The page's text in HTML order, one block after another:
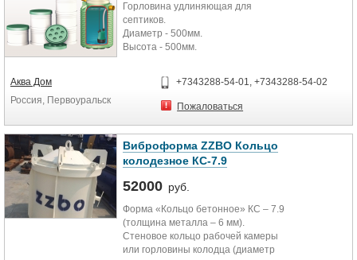
Горловина удлиняющая для
септиков.
Диаметр - 500мм.
Высота - 500мм.
Основные
Производитель Тритон Пластик
Страна производитель Россия
Гарантийный срок 36 (мес)
Аква Дом
Россия, Первоуральск
+7343288-54-01, +7343288-54-02
Пожаловаться
Виброформа ZZBO Кольцо
колодезное КС-7.9
52000 руб.
Форма «Кольцо бетонное» КС – 7.9
(толщина металла – 6 мм).
Стеновое кольцо рабочей камеры
или горловины колодца (диаметр